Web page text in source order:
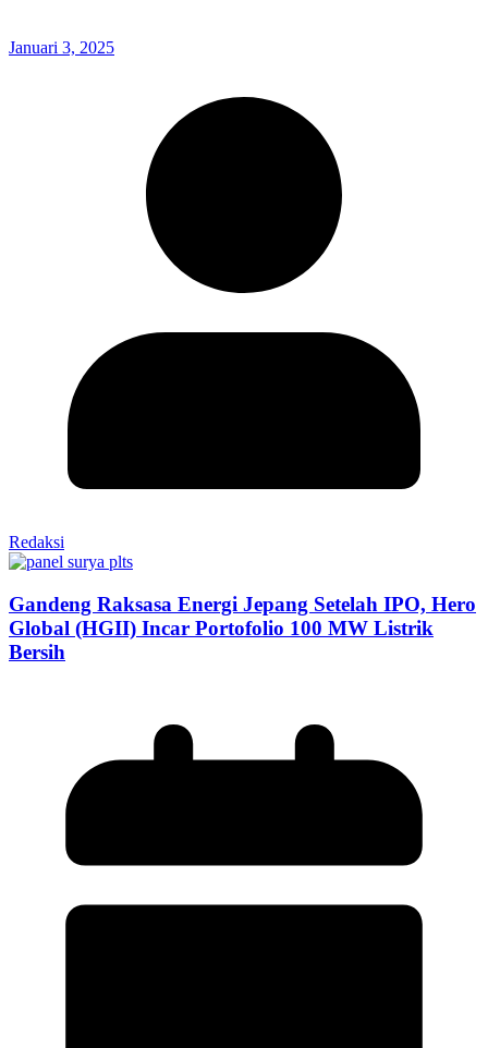
Januari 3, 2025
Redaksi
Gandeng Raksasa Energi Jepang Setelah IPO, Hero
Global (HGII) Incar Portofolio 100 MW Listrik
Bersih